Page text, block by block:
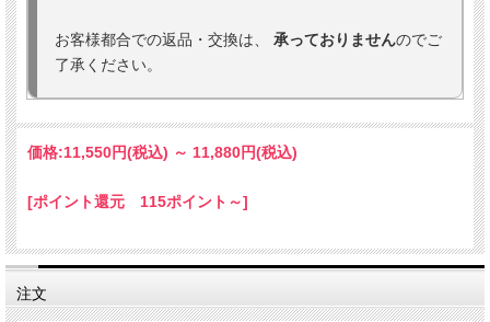
お客様都合での返品・交換は、 承っておりませんのでご
了承ください。
価格:11,550円(税込) ～ 11,880円(税込)
[ポイント還元 115ポイント～]
注文